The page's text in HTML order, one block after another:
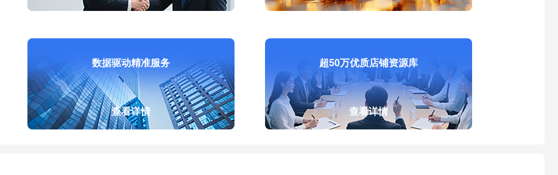
数据驱动精准服务
查看详情
超50万优质店铺资源库
查看详情